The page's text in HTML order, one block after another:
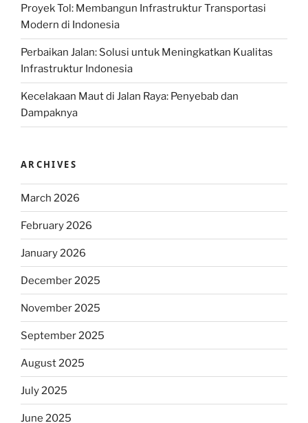
Proyek Tol: Membangun Infrastruktur Transportasi
Modern di Indonesia
Perbaikan Jalan: Solusi untuk Meningkatkan Kualitas
Infrastruktur Indonesia
Kecelakaan Maut di Jalan Raya: Penyebab dan
Dampaknya
ARCHIVES
March 2026
February 2026
January 2026
December 2025
November 2025
September 2025
August 2025
July 2025
June 2025